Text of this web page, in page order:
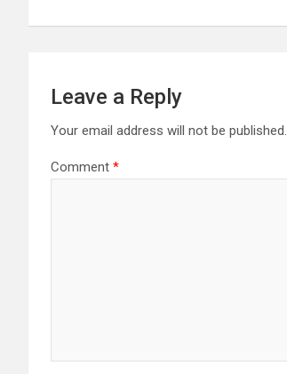
Leave a Reply
Your email address will not be published.
Comment *